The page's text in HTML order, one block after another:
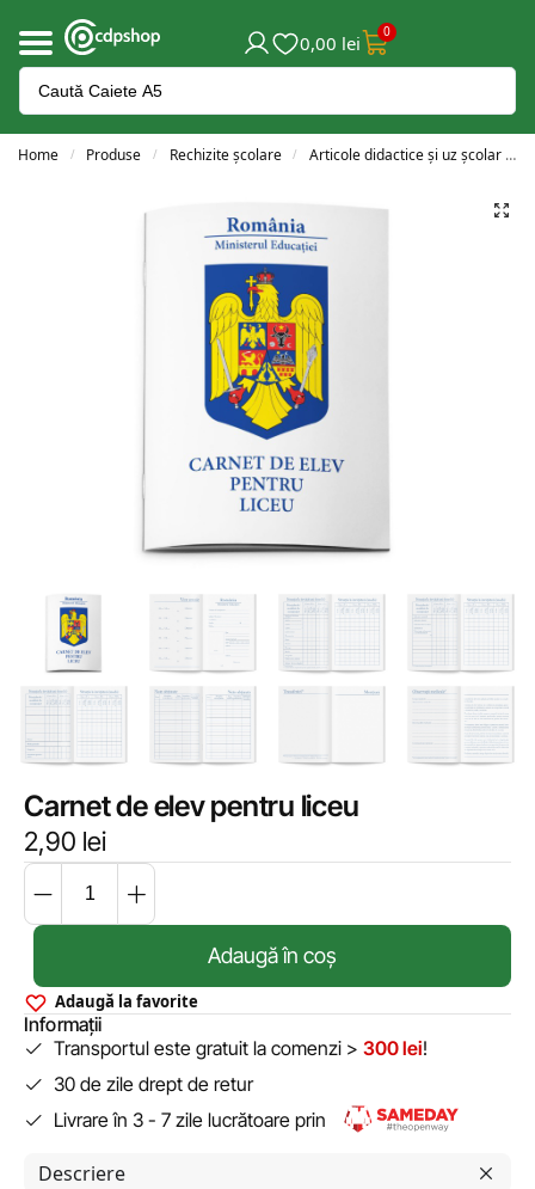
0,00 lei 0
Home / Produse / Rechizite școlare / Articole didactice și uz școlar
Carnet de elev pentru liceu
2,90 lei
Adaugă în coș
Adaugă la favorite
Informații
Transportul este gratuit la comenzi > 300 lei!
30 de zile drept de retur
Livrare în 3 - 7 zile lucrătoare prin
Descriere